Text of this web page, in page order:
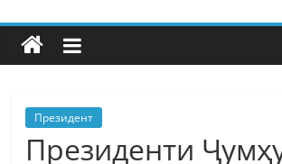
Президент
Президенти